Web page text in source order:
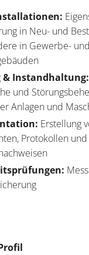
in Neu- und
in Gewerbe-
& Instandhaltung:
und
Anlagen und
Erstellung
Protokollen und